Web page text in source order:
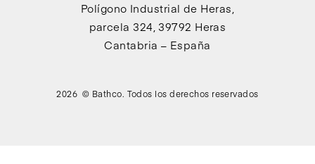
Polígono Industrial de Heras,
parcela 324, 39792 Heras
Cantabria – España
2026 © Bathco. Todos los derechos reservados